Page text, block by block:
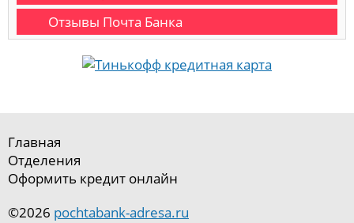
Отзывы Почта Банка
Главная
Отделения
Оформить кредит онлайн
©2026 pochtabank-adresa.ru